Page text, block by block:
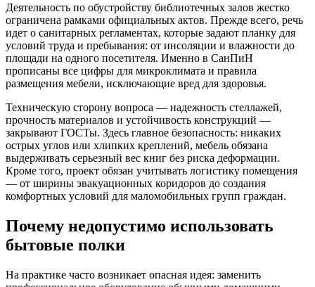
Деятельность по обустройству библиотечных залов жестко
ограничена рамками официальных актов. Прежде всего, речь
идет о санитарных регламентах, которые задают планку для
условий труда и пребывания: от инсоляции и влажности до
площади на одного посетителя. Именно в СанПиН
прописаны все цифры для микроклимата и правила
размещения мебели, исключающие вред для здоровья.
Техническую сторону вопроса — надежность стеллажей,
прочность материалов и устойчивость конструкций —
закрывают ГОСТы. Здесь главное безопасность: никаких
острых углов или хлипких креплений, мебель обязана
выдерживать серьезный вес книг без риска деформации.
Кроме того, проект обязан учитывать логистику помещения
— от ширины эвакуационных коридоров до создания
комфортных условий для маломобильных групп граждан.
Почему недопустимо использовать
бытовые полки
На практике часто возникает опасная идея: заменить